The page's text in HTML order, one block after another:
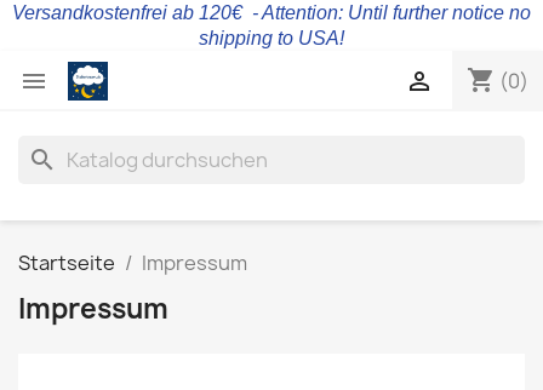
Versandkostenfrei ab 120€ - Attention: Until further notice no
shipping to USA!
 shopping_cart (0)

search
Startseite Impressum
Impressum